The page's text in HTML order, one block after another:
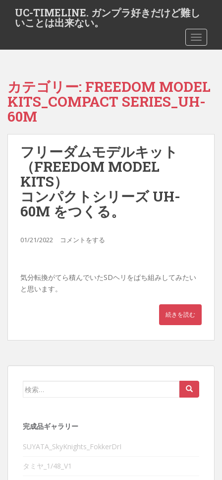
t
UC-TIMELINE. ガンプラ好きだけど難し
いことは出来ない。
カテゴリー: FREEDOM MODEL
KITS_COMPACT SERIES_UH-
60M
フリーダムモデルキット
（FREEDOM MODEL
KITS）
コンパクトシリーズ UH-
60M をつくる。
01/21/2022 コメントをする
気分転換がてら積んでいたSDヘリをぱち組みしてみたい
と思います。
続きを読む
検索:
完成品ギャラリー
SUYATA_SkyKnights_FokkerDrI
タミヤ_1/48_V1